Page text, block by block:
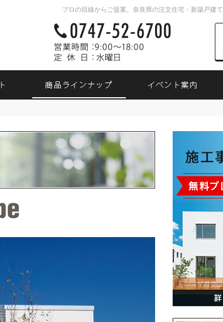
プロの目線からご提案。奈良県の注文住宅・新築戸建
営業時間
9:00
定
水